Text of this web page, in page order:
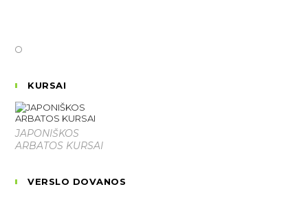
KURSAI
JAPONIŠKOS
ARBATOS KURSAI
VERSLO DOVANOS